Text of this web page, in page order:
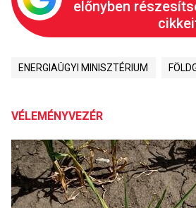
előnyben
ENERGIAÜGYI MINISZTÉRIUM
VÉLEMÉNYVEZÉR